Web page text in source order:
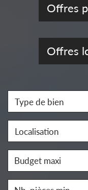
Offres
Offres
Type de bien
Localisation